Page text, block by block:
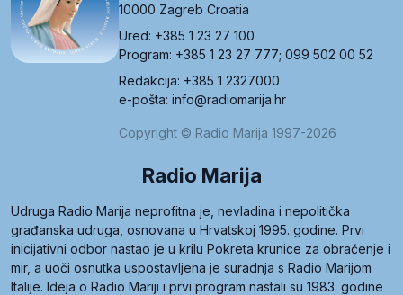
10000 Zagreb Croatia
Ured: +385 1 23 27 100
Program: +385 1 23 27 777; 099 502 00 52
Redakcija: +385 1 2327000
e-pošta: info@radiomarija.hr
Copyright © Radio Marija 1997-2026
Radio Marija
Udruga Radio Marija neprofitna je, nevladina i nepolitička
građanska udruga, osnovana u Hrvatskoj 1995. godine. Prvi
inicijativni odbor nastao je u krilu Pokreta krunice za obraćenje i
mir, a uoči osnutka uspostavljena je suradnja s Radio Marijom
Italije. Ideja o Radio Mariji i prvi program nastali su 1983. godine